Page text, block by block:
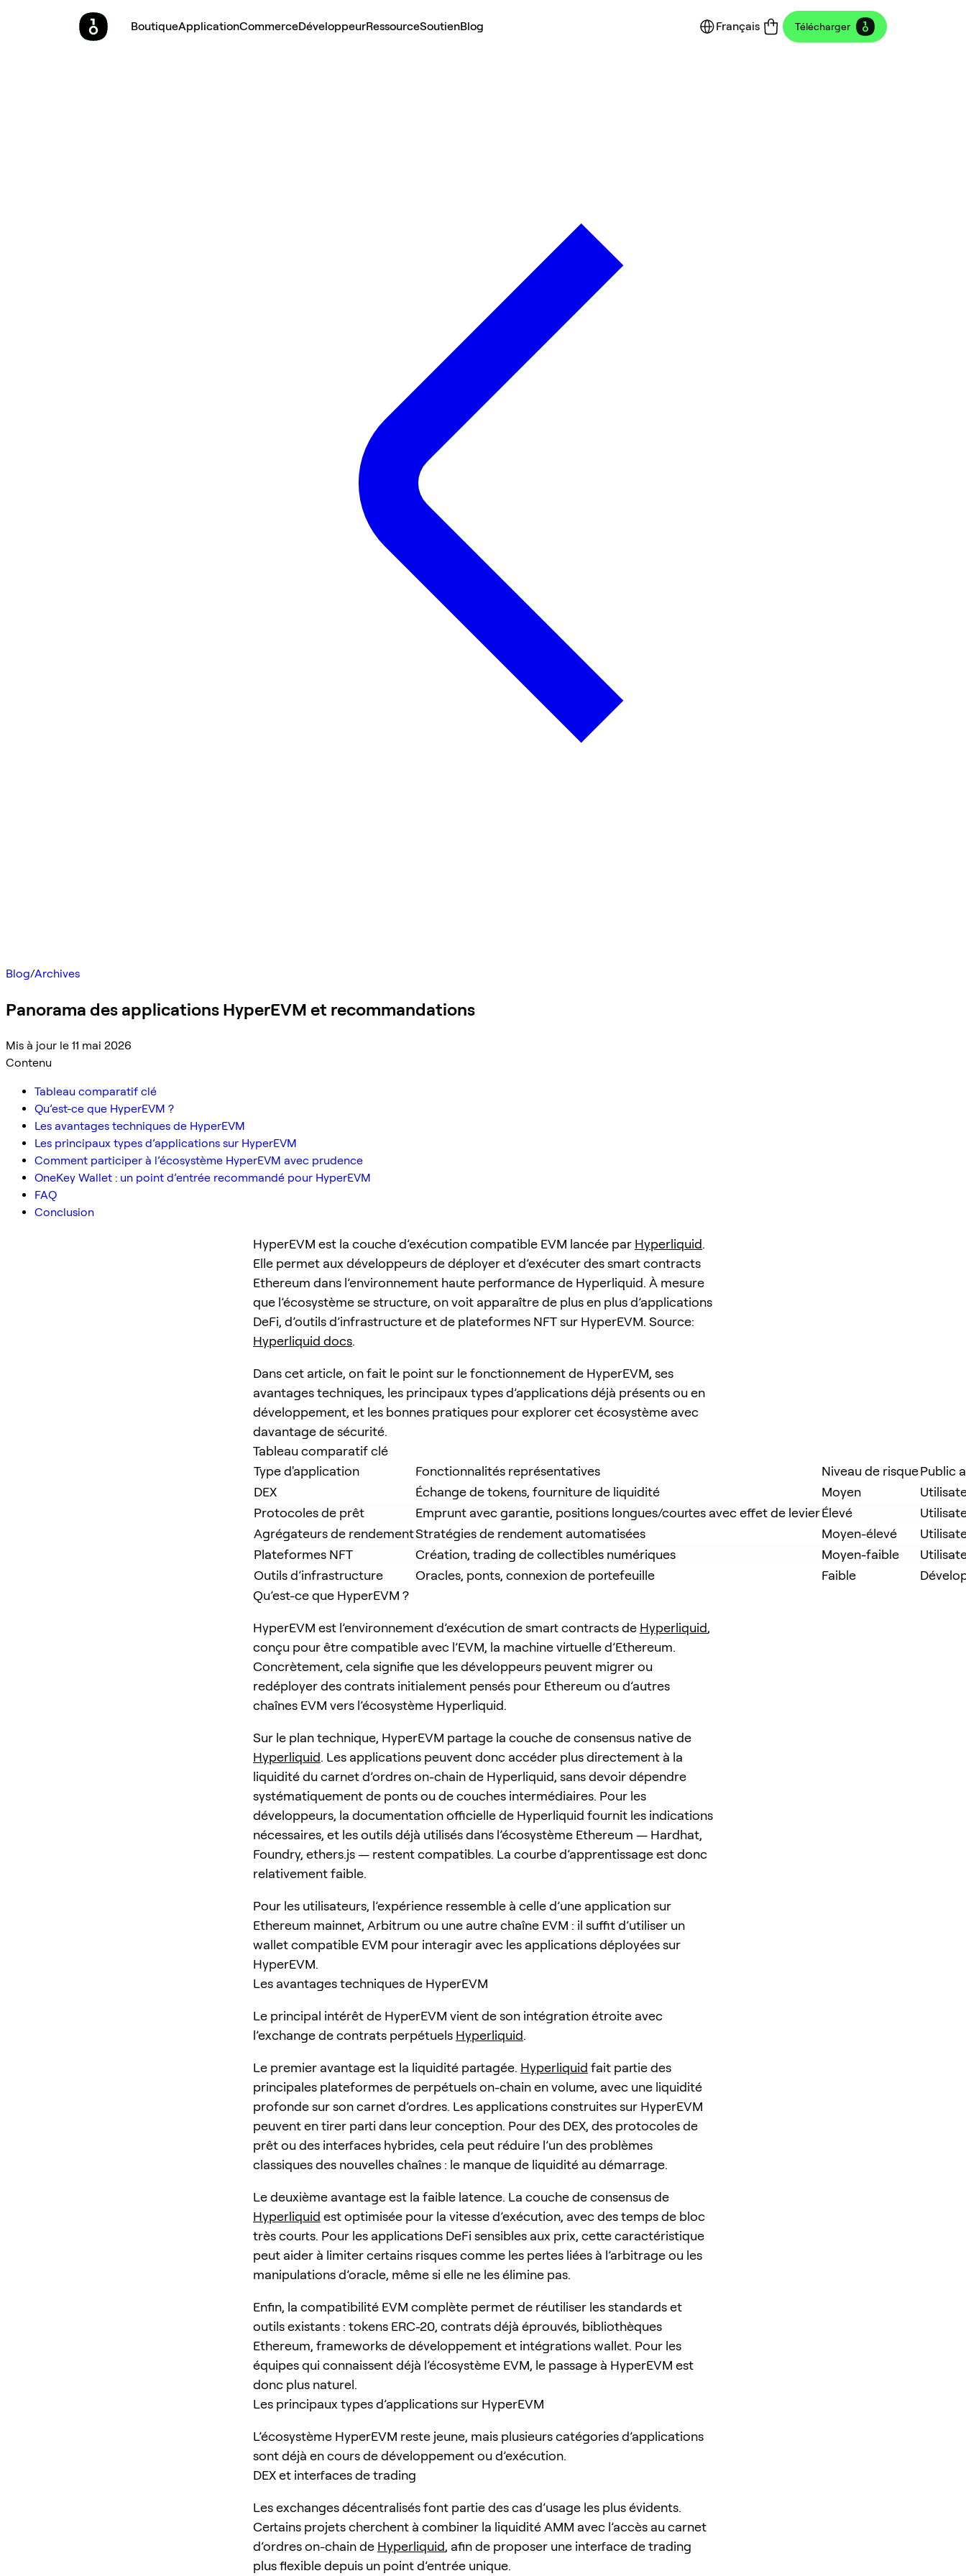
BoutiqueApplicationCommerceDéveloppeurRessourceSoutienBlog Français Télécharger
Blog/Archives
Panorama des applications HyperEVM et recommandations
Mis à jour le 11 mai 2026
Contenu
Tableau comparatif clé
Qu’est-ce que HyperEVM ?
Les avantages techniques de HyperEVM
Les principaux types d’applications sur HyperEVM
Comment participer à l’écosystème HyperEVM avec prudence
OneKey Wallet : un point d’entrée recommandé pour HyperEVM
FAQ
Conclusion
HyperEVM est la couche d’exécution compatible EVM lancée par Hyperliquid.
Elle permet aux développeurs de déployer et d’exécuter des smart contracts
Ethereum dans l’environnement haute performance de Hyperliquid. À mesure
que l’écosystème se structure, on voit apparaître de plus en plus d’applications
DeFi, d’outils d’infrastructure et de plateformes NFT sur HyperEVM. Source:
Hyperliquid docs.
Dans cet article, on fait le point sur le fonctionnement de HyperEVM, ses
avantages techniques, les principaux types d’applications déjà présents ou en
développement, et les bonnes pratiques pour explorer cet écosystème avec
davantage de sécurité.
Tableau comparatif clé
Type d'application
Fonctionnalités représentatives Niveau de risquePublic
DEX
Échange de tokens, fourniture de liquidité Moyen
Protocoles de prêt
Emprunt avec garantie, positions longues/courtes avec effet de levierÉlevé
Agrégateurs de rendementStratégies de rendement automatisées Moyen-élevé
Plateformes NFT
Création, trading de collectibles numériques Moyen-faible
Outils d’infrastructure
Oracles, ponts, connexion de portefeuille Faible
Qu’est-ce que HyperEVM ?
HyperEVM est l’environnement d’exécution de smart contracts de Hyperliquid,
conçu pour être compatible avec l’EVM, la machine virtuelle d’Ethereum.
Concrètement, cela signifie que les développeurs peuvent migrer ou
redéployer des contrats initialement pensés pour Ethereum ou d’autres
chaînes EVM vers l’écosystème Hyperliquid.
Sur le plan technique, HyperEVM partage la couche de consensus native de
Hyperliquid. Les applications peuvent donc accéder plus directement à la
liquidité du carnet d’ordres on-chain de Hyperliquid, sans devoir dépendre
systématiquement de ponts ou de couches intermédiaires. Pour les
développeurs, la documentation officielle de Hyperliquid fournit les indications
nécessaires, et les outils déjà utilisés dans l’écosystème Ethereum — Hardhat,
Foundry, ethers.js — restent compatibles. La courbe d’apprentissage est donc
relativement faible.
Pour les utilisateurs, l’expérience ressemble à celle d’une application sur
Ethereum mainnet, Arbitrum ou une autre chaîne EVM : il suffit d’utiliser un
wallet compatible EVM pour interagir avec les applications déployées sur
HyperEVM.
Les avantages techniques de HyperEVM
Le principal intérêt de HyperEVM vient de son intégration étroite avec
l’exchange de contrats perpétuels Hyperliquid.
Le premier avantage est la liquidité partagée. Hyperliquid fait partie des
principales plateformes de perpétuels on-chain en volume, avec une liquidité
profonde sur son carnet d’ordres. Les applications construites sur HyperEVM
peuvent en tirer parti dans leur conception. Pour des DEX, des protocoles de
prêt ou des interfaces hybrides, cela peut réduire l’un des problèmes
classiques des nouvelles chaînes : le manque de liquidité au démarrage.
Le deuxième avantage est la faible latence. La couche de consensus de
Hyperliquid est optimisée pour la vitesse d’exécution, avec des temps de bloc
très courts. Pour les applications DeFi sensibles aux prix, cette caractéristique
peut aider à limiter certains risques comme les pertes liées à l’arbitrage ou les
manipulations d’oracle, même si elle ne les élimine pas.
Enfin, la compatibilité EVM complète permet de réutiliser les standards et
outils existants : tokens ERC-20, contrats déjà éprouvés, bibliothèques
Ethereum, frameworks de développement et intégrations wallet. Pour les
équipes qui connaissent déjà l’écosystème EVM, le passage à HyperEVM est
donc plus naturel.
Les principaux types d’applications sur HyperEVM
L’écosystème HyperEVM reste jeune, mais plusieurs catégories d’applications
sont déjà en cours de développement ou d’exécution.
DEX et interfaces de trading
Les exchanges décentralisés font partie des cas d’usage les plus évidents.
Certains projets cherchent à combiner la liquidité AMM avec l’accès au carnet
d’ordres on-chain de Hyperliquid, afin de proposer une interface de trading
plus flexible depuis un point d’entrée unique.